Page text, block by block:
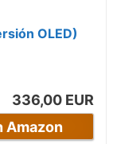
OLED)
336,00 EUR
Amazon